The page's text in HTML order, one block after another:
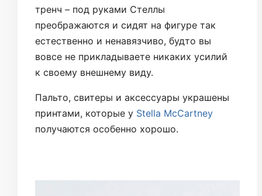
тренч – под руками Стеллы
преображаются и сидят на фигуре так
естественно и ненавязчиво, будто вы
вовсе не прикладываете никаких усилий
к своему внешнему виду.
Пальто, свитеры и аксессуары украшены
принтами, которые у Stella McCartney
получаются особенно хорошо.